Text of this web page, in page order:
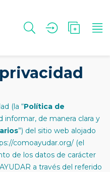
(la “Política de
informar, de manera clara y
”) del sitio web alojado
comoayudar.org/ (el
de los datos de carácter
a través del referido